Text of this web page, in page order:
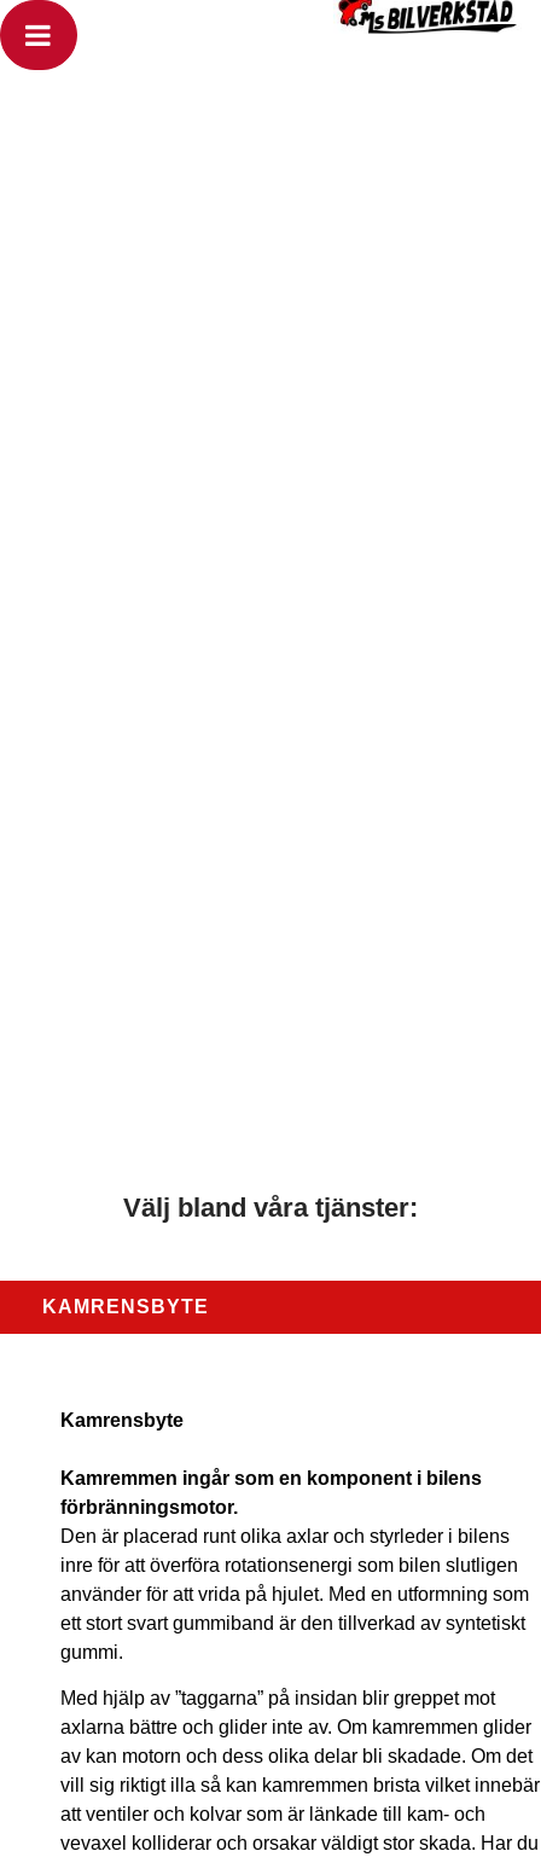
Välj bland våra tjänster:
KAMRENSBYTE
Kamrensbyte
Kamremmen ingår som en komponent i bilens
förbränningsmotor.
Den är placerad runt olika axlar och styrleder i bilens
inre för att överföra rotationsenergi som bilen slutligen
använder för att vrida på hjulet. Med en utformning som
ett stort svart gummiband är den tillverkad av syntetiskt
gummi.
Med hjälp av ”taggarna” på insidan blir greppet mot
axlarna bättre och glider inte av. Om kamremmen glider
av kan motorn och dess olika delar bli skadade. Om det
vill sig riktigt illa så kan kamremmen brista vilket innebär
att ventiler och kolvar som är länkade till kam- och
vevaxel kolliderar och orsakar väldigt stor skada. Har du